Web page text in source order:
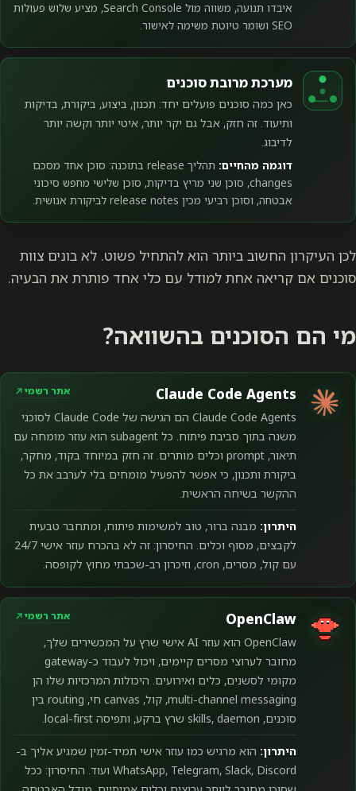
איבדו תנועה, משווה מול Search Console, מציע שלוש פעולות
SEO ושומר טיוטת משימה לאישור.
מערכת מרובת סוכנים
כאן כמה סוכנים פועלים יחד: תכנון, ביצוע, ביקורת, בדיקות
ותיעוד. זה חזק, אבל גם יקר יותר, איטי יותר וקשה יותר
לדיבוג.
דוגמה מהחיים:
תהליך release בתוכנה: סוכן אחד מסכם
changes, סוכן שני מריץ בדיקות, סוכן שלישי מחפש סיכוני
אבטחה, וסוכן רביעי מכין release notes לביקורת אנושית.
לכן העיקרון החשוב ביותר הוא להתחיל פשוט. לא בונים צוות
סוכנים אם קריאה אחת למודל עם כלי אחד פותרת את הבעיה.
מי הם הסוכנים בהשוואה?
Claude Code Agents אתר רשמי
Claude Code Agents הם הגישה של Claude Code לסוכני
משנה בתוך סביבת פיתוח. כל subagent הוא עוזר מומחה עם
תיאור, prompt וכלים מותרים. זה חזק במיוחד בקוד, מחקר,
ביקורת ותכנון, כי אפשר להפעיל מומחים בלי לערבב את כל
ההקשר בשיחה הראשית.
היתרון: מבנה ברור, טוב למשימות פיתוח, ומתחבר טבעית
לקבצים, מסוף וכלים. החיסרון: זה לא בהכרח עוזר אישי 24/7
עם קול, מסרים, cron, וזיכרון רב-שכבתי מחוץ לקופסה.
OpenClaw אתר רשמי
OpenClaw הוא עוזר AI אישי שרץ על המכשירים שלך,
מחובר לערוצי מסרים קיימים, ויכול לעבוד כ-gateway
מקומי לסשנים, כלים ואירועים. היכולות המרכזיות שלו הן
multi-channel messaging, קול, canvas חי, routing בין
סוכנים, skills, daemon שרץ ברקע, ותפיסה local-first.
היתרון: הוא מרגיש כמו עוזר אישי תמיד-זמין שמגיע אליך ב-
WhatsApp, Telegram, Slack, Discord ועוד. החיסרון: ככל